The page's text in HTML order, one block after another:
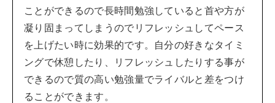
ことができるので長時間勉強していると首や方が
凝り固まってしまうのでリフレッシュしてペース
を上げたい時に効果的です。自分の好きなタイミ
ングで休憩したり、リフレッシュしたりする事が
できるので質の高い勉強量でライバルと差をつけ
ることができます。